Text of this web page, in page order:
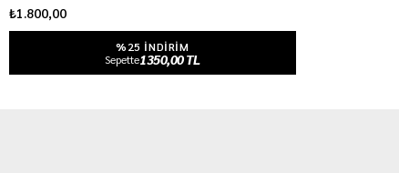
₺1.800,00
%25 INDIRIM
Sepette1350,00 TL